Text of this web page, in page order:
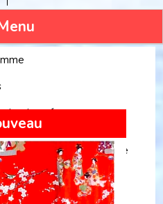
classique femme
soie femme "Made